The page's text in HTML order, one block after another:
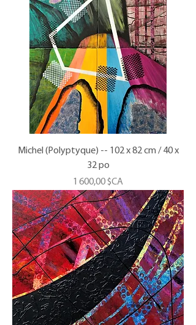
Michel (Polyptyque) -- 102 x 82 cm / 40 x
32 po
Prix
1 600,00 $CA